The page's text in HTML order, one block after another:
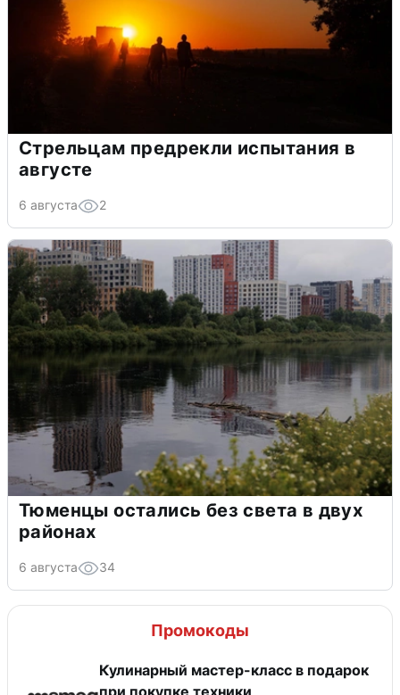
Стрельцам предрекли испытания в
августе
6 августа 2
Тюменцы остались без света в двух
районах
6 августа 34
Промокоды
Кулинарный мастер-класс в подарок
при покупке техники